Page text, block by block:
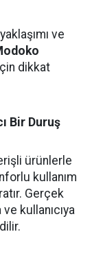
ve
dikkat
Bir Duruş
ürünlerle
kullanım
Gerçek
kullanıcıya